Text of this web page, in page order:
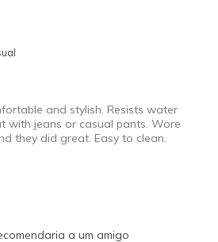
are for Wearing
and stylish. Resists water
with jeans or casual pants. Wore
they did great. Easy to clean.
a um amigo